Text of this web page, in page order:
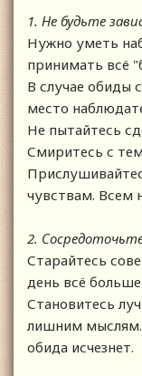
1. Не будьте
Нужно уметь
принимать всё
В случае обиды
место
Не пытайтесь
Смиритесь с
чувствам. Всем
2.
Старайтесь
день всё
Становитесь
лишним мыслям.
обида исчезнет.